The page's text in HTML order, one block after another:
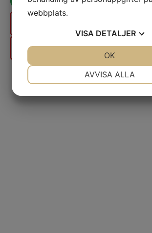
Biljettinformation
webbplats.
VISA DETALJER
AVVISA ALLA
OK